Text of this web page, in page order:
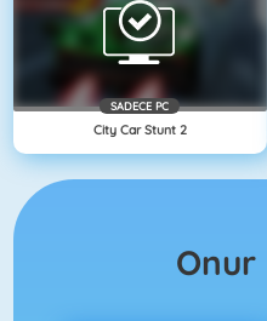
SADECE PC
City Car Stunt 2
Onur